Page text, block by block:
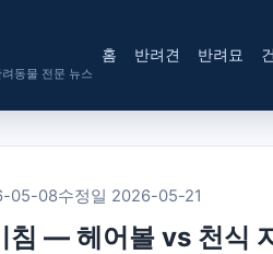
동물 전문 뉴스
홈 반려견 반려묘
05-08수정일 2026-05-21
침 — 헤어볼 vs 천식